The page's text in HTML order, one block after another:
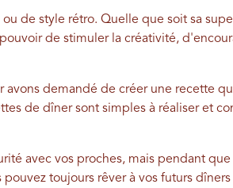
de style rétro. Quelle que soit sa
de stimuler la créativité,
demandé de créer une recette
de dîner sont simples à réaliser et
avec vos proches, mais pendant que
toujours rêver à vos futurs